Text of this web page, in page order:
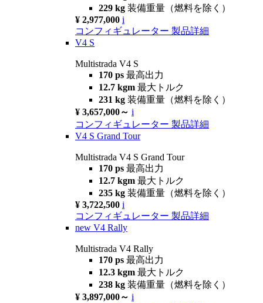
229 kg 装備重量（燃料を除く）
¥ 2,977,000 i
コンフィギュレーター 製品詳細
V4 S
Multistrada V4 S
170 ps 最高出力
12.7 kgm 最大トルク
231 kg 装備重量（燃料を除く）
¥ 3,657,000～ i
コンフィギュレーター 製品詳細
V4 S Grand Tour
Multistrada V4 S Grand Tour
170 ps 最高出力
12.7 kgm 最大トルク
235 kg 装備重量（燃料を除く）
¥ 3,722,500 i
コンフィギュレーター 製品詳細
new V4 Rally
Multistrada V4 Rally
170 ps 最高出力
12.3 kgm 最大トルク
238 kg 装備重量（燃料を除く）
¥ 3,897,000～ i